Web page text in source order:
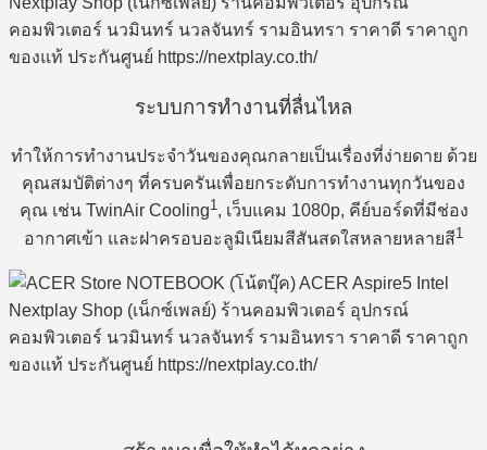
ระบบการทำงานที่ลื่นไหล
ทำให้การทำงานประจำวันของคุณกลายเป็นเรื่องที่ง่ายดาย ด้วย
คุณสมบัติต่างๆ ที่ครบครันเพื่อยกระดับการทำงานทุกวันของ
คุณ เช่น TwinAir Cooling1, เว็บแคม 1080p, คีย์บอร์ดที่มีช่อง
อากาศเข้า และฝาครอบอะลูมิเนียมสีสันสดใสหลายหลายสี1